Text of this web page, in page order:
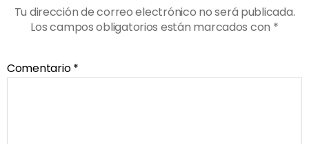
Tu dirección de correo electrónico no será publicada.
Los campos obligatorios están marcados con *
Comentario*